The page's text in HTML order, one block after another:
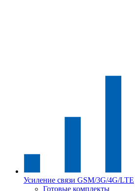
Усиление связи GSM/3G/4G/LTE
Готовые комплекты